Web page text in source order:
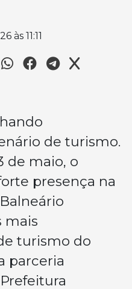
às 11:11
de turismo.
de maio, o
presença na
mais
turismo do
parceria